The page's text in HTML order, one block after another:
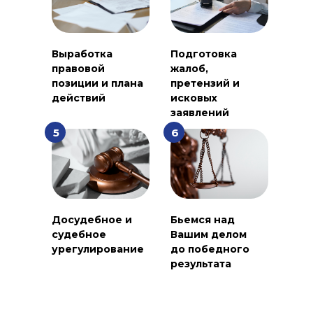
Выработка
правовой
позиции и плана
действий
Подготовка
жалоб,
претензий и
исковых
заявлений
Досудебное и
судебное
урегулирование
Бьемся над
Вашим делом
до победного
результата
5 6